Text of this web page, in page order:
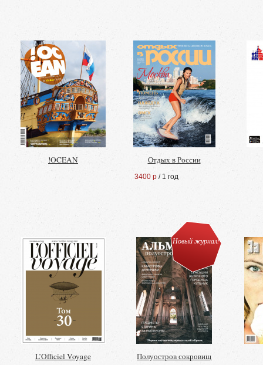
!OCEAN Отдых в России
3400 р / 1 год
L’Officiel Voyage
Новый журнал!
Полуостров сокровищ